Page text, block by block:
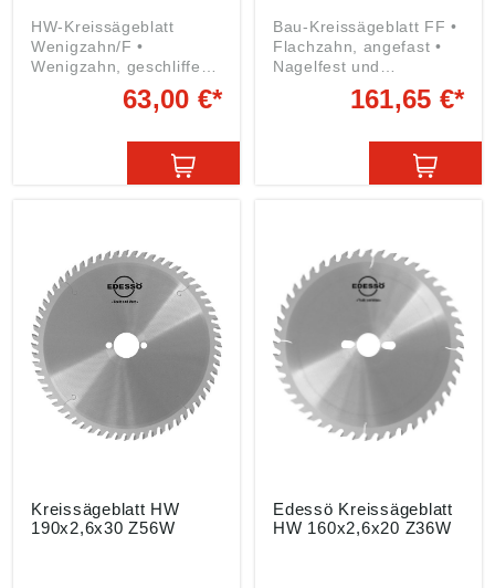
HW-Kreissägeblatt
Wenigzahn/F •
Wenigzahn, geschliffen •
Zum groben Trennen
von allen Hart- und
für: Black&Decker,
Rockwell, Ryobi, Scheer,
Produktsicherheitsveror
dnung ((EU) 2023/998):
TKM GmbH, In der
Fleute 18, 42897
Remscheid, DE,
info@tkmgroup.com
63,00 €*
Bau-Kreissägeblatt FF •
Flachzahn, angefast •
Nagelfest und
unempfindlich gegen
Betonreste Passend für:
ELU, Felisatti, Haager,
Holz Her, Holzkraft,
Inca, Lurem, Metabo,
Angaben gemäß
Produktsicherheitsveror
dnung ((EU) 2023/998):
TKM GmbH, In der
Fleute 18, 42897
Remscheid, DE,
info@tkmgroup.com
161,65 €*
Kreissägeblatt HW
190x2,6x30 Z56W
Edessö Kreissägeblatt
HW 160x2,6x20 Z36W